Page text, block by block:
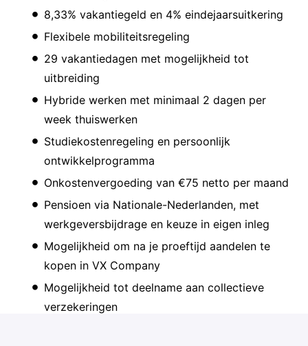
8,33% vakantiegeld en 4% eindejaarsuitkering
Flexibele mobiliteitsregeling
29 vakantiedagen met mogelijkheid tot
uitbreiding
Hybride werken met minimaal 2 dagen per
week thuiswerken
Studiekostenregeling en persoonlijk
ontwikkelprogramma
Onkostenvergoeding van €75 netto per maand
Pensioen via Nationale-Nederlanden, met
werkgeversbijdrage en keuze in eigen inleg
Mogelijkheid om na je proeftijd aandelen te
kopen in VX Company
Mogelijkheid tot deelname aan collectieve
verzekeringen